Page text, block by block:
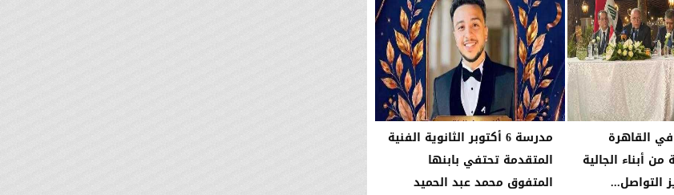
القاهرة
أبناء الجالية
التواصل...
مدرسة 6 أكتوبر الثانوية الفنية
المتقدمة تحتفي بابنها
المتفوق محمد عبد الحميد